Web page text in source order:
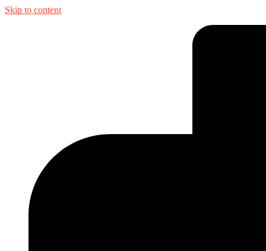
Skip to content